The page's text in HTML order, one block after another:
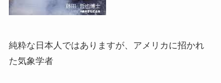
純粋な日本人ではありますが、アメリカに招かれ
た気象学者